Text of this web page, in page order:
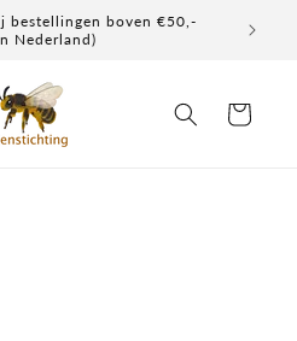
bestellingen boven €50,-
Nederland)
Elke
Winkelwagen